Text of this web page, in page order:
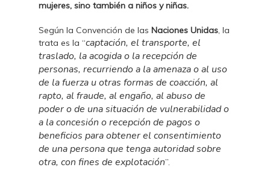
mujeres, sino también a niños y niñas.
Según la Convención de las Naciones Unidas, la
trata es la “captación, el transporte, el
traslado, la acogida o la recepción de
personas, recurriendo a la amenaza o al uso
de la fuerza u otras formas de coacción, al
rapto, al fraude, al engaño, al abuso de
poder o de una situación de vulnerabilidad o
a la concesión o recepción de pagos o
beneficios para obtener el consentimiento
de una persona que tenga autoridad sobre
otra, con fines de explotación”.